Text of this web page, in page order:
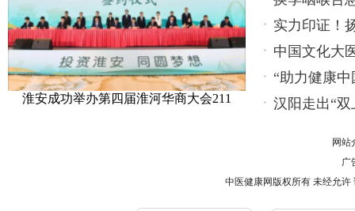
淮安成功举办第四届淮河华商大会211
贝
实力印证！
中国文化大
“助力健康
汉阳走出“
网站
广
中医健康网版权所有 未经允许